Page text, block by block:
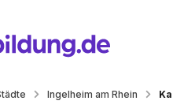
Ingelheim am Rhein